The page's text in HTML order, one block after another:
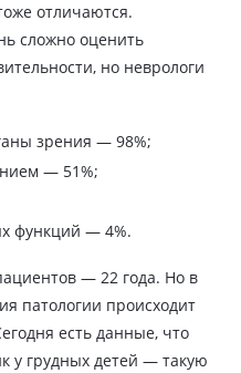
отличаются.
сложно оценить
но неврологи
зрения — 98%;
— 51%;
функций — 4%.
— 22 года. Но в
патологии происходит
есть данные, что
у грудных детей — такую